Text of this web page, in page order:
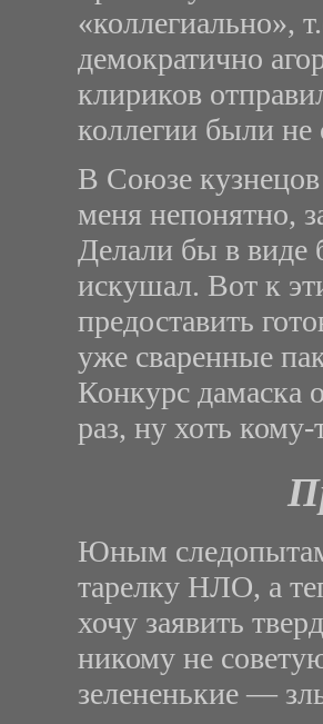
«коллегиально»,
демократично
клириков
коллегии были не
В Союзе
меня непонятно,
Делали бы в виде
искушал. Вот к
предоставить
уже сваренные
Конкурс дамаска
раз, ну хоть
Юным
тарелку НЛО, а
хочу заявить
никому не
зелененькие —